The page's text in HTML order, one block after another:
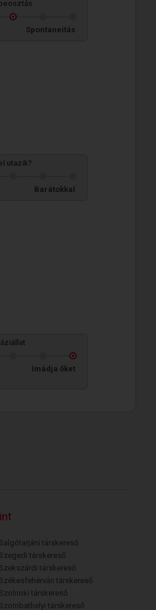
Spontaneitás
utazik?
Barátokkal
Imádja őket
Salgótarjáni társkereső
Szegedi társkereső
Szekszárdi társkereső
Székesfehérvári társkereső
Szolnoki társkereső
Szombathelyi társkereső